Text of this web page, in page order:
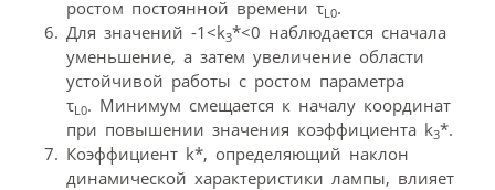
ростом постоянной времени τL0.
Для значений -1<k3*<0 наблюдается сначала
уменьшение, а затем увеличение области
устойчивой работы с ростом параметра
τL0. Минимум смещается к началу координат
при повышении значения коэффициента k3*.
Коэффициент k*, определяющий наклон
динамической характеристики лампы, влияет